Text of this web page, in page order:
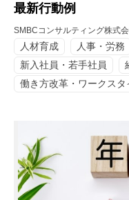
最新行動例
SMBCコンサルティング株式
人材育成 人事・労務
新入社員・若手社員
働き方改革・ワークスタ